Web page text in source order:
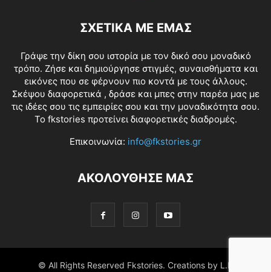
ΣΧΕΤΙΚΑ ΜΕ ΕΜΑΣ
Γράψε την δίκη σου ιστορία με τον δικό σου μοναδικό
τρόπο. Ζήσε και δημιούργησε στιγμές, συναισθήματα και
εικόνες που σε φέρνουν πιο κοντά με τους άλλους.
Σκέψου διαφορετικά , δράσε και μπες στην παρέα μας με
τις ιδέες σου τις εμπειρίες σου και την μοναδικότητα σου.
Το fkstories προτείνει διαφορετικές διαδρομές.
Επικοινωνία: info@fkstories.gr
ΑΚΟΛΟΥΘΗΣΕ ΜΑΣ
© All Rights Reserved Fkstories. Creations by L.K